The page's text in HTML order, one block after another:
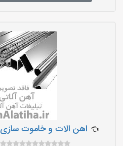
اهن الات و خاموت سازی